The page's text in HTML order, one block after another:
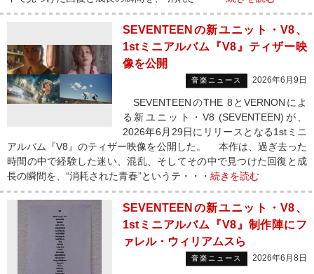
SEVENTEENの新ユニット・V8、
1stミニアルバム『V8』ティザー映
像を公開
音楽ニュース 2026年6月9日
SEVENTEENのTHE 8とVERNONによ
る新ユニット・V8 (SEVENTEEN)が、
2026年6月29日にリリースとなる1stミニ
アルバム『V8』のティザー映像を公開した。 本作は、過ぎ去った
時間の中で経験した迷い、混乱、そしてその中で見つけた回復と成
長の瞬間を、“消耗された青春”というテ・・・ 続きを読む
SEVENTEENの新ユニット・V8、
1stミニアルバム『V8』制作陣にフ
ァレル・ウィリアムスら
音楽ニュース 2026年6月8日